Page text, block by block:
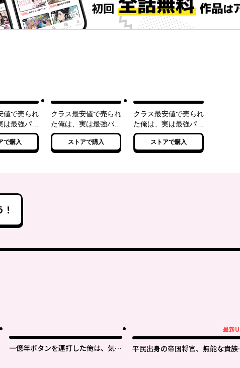
値で売られ
最強パラ
で購入
クラス最安値で売られ
た俺は、実は最強パラ
メーター３
ストアで購入
クラス最安値で売られ
た俺は、実は最強パラ
メーター４
ストアで購入
一億年ボタンを連打した俺は、気付
最新
平民出身の帝国将官、無能な貴族